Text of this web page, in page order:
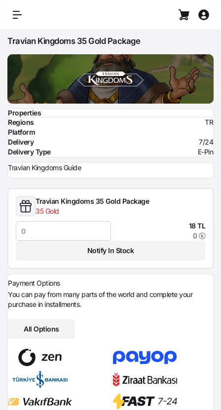
Travian Kingdoms 35 Gold Package
Properties
Regions
TR
Platform
Delivery
7/24
Delivery Type
E-Pin
Travian Kingdoms Guide
Travian Kingdoms 35 Gold Package
35 Gold
18 TL
0 ⓚ
Notify In Stock
Payment Options
You can pay from many parts of the world and complete your
purchase in installments.
All Options